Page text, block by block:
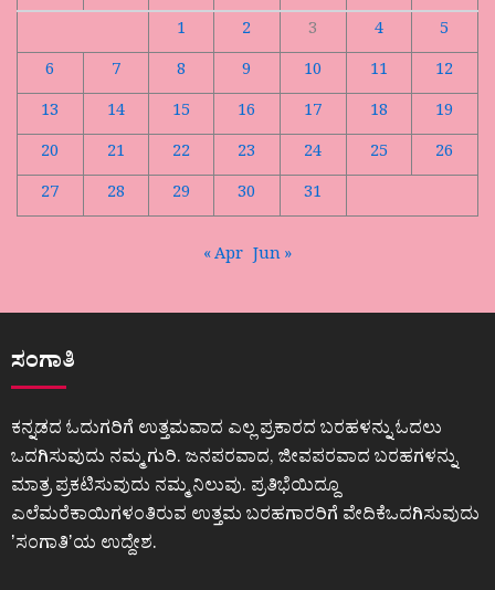
1
2 3 4
5
6
7 8 9 10 11
12
13
14 15 16 17 18
19
20
21 22 23 24 25
26
27
28 29 30 31
« Apr Jun »
ಸಂಗಾತಿ
ಕನ್ನಡದ ಓದುಗರಿಗೆ ಉತ್ತಮವಾದ ಎಲ್ಲ ಪ್ರಕಾರದ ಬರಹಳನ್ನು ಓದಲು
ಒದಗಿಸುವುದು ನಮ್ಮ ಗುರಿ. ಜನಪರವಾದ, ಜೀವಪರವಾದ ಬರಹಗಳನ್ನು
ಮಾತ್ರ ಪ್ರಕಟಿಸುವುದು ನಮ್ಮ ನಿಲುವು. ಪ್ರತಿಭೆಯಿದ್ದೂ
ಎಲೆಮರೆಕಾಯಿಗಳಂತಿರುವ ಉತ್ತಮ ಬರಹಗಾರರಿಗೆ ವೇದಿಕೆಒದಗಿಸುವುದು
ʼಸಂಗಾತಿʼಯ ಉದ್ದೇಶ.